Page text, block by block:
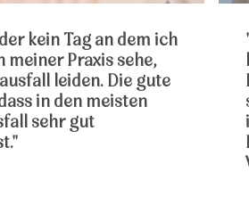
kein Tag an dem ich
meiner Praxis sehe,
leiden. Die gute
in den meisten
sehr gut